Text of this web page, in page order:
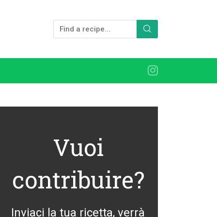
Vuoi
contribuire?
Inviaci la tua ricetta, verrà